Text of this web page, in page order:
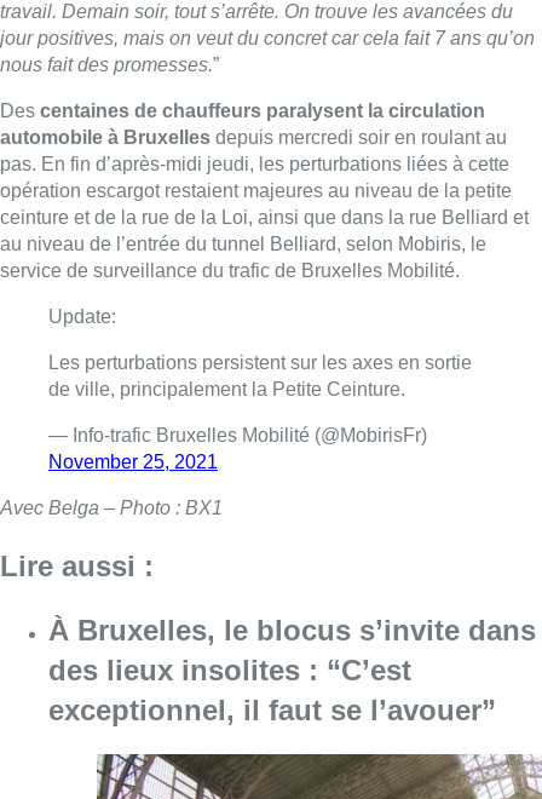
travail. Demain soir, tout s’arrête. On trouve les avancées du
jour positives, mais on veut du concret car cela fait 7 ans qu’on
nous fait des promesses.”
Des centaines de chauffeurs paralysent la circulation
automobile à Bruxelles depuis mercredi soir en roulant au
pas. En fin d’après-midi jeudi, les perturbations liées à cette
opération escargot restaient majeures au niveau de la petite
ceinture et de la rue de la Loi, ainsi que dans la rue Belliard et
au niveau de l’entrée du tunnel Belliard, selon Mobiris, le
service de surveillance du trafic de Bruxelles Mobilité.
Update:
Les perturbations persistent sur les axes en sortie
de ville, principalement la Petite Ceinture.
— Info-trafic Bruxelles Mobilité (@MobirisFr)
November 25, 2021
Avec Belga – Photo : BX1
Lire aussi :
À Bruxelles, le blocus s’invite dans
des lieux insolites : “C’est
exceptionnel, il faut se l’avouer”